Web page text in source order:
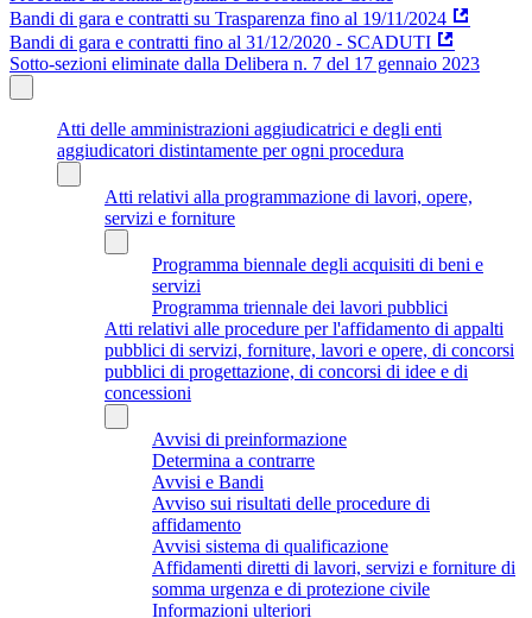
Bandi di gara e contratti su Trasparenza fino al 19/11/2024
Bandi di gara e contratti fino al 31/12/2020 - SCADUTI
Sotto-sezioni eliminate dalla Delibera n. 7 del 17 gennaio 2023
Atti delle amministrazioni aggiudicatrici e degli enti
aggiudicatori distintamente per ogni procedura
Atti relativi alla programmazione di lavori, opere,
servizi e forniture
Programma biennale degli acquisiti di beni e
servizi
Programma triennale dei lavori pubblici
Atti relativi alle procedure per l'affidamento di appalti
pubblici di servizi, forniture, lavori e opere, di concorsi
pubblici di progettazione, di concorsi di idee e di
concessioni
Avvisi di preinformazione
Determina a contrarre
Avvisi e Bandi
Avviso sui risultati delle procedure di
affidamento
Avvisi sistema di qualificazione
Affidamenti diretti di lavori, servizi e forniture di
somma urgenza e di protezione civile
Informazioni ulteriori